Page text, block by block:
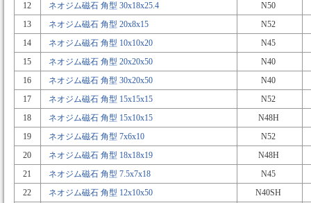
12
ネオジム磁石 角型 30x18x25.4
N50
13
ネオジム磁石 角型 20x8x15
N52
14
ネオジム磁石 角型 10x10x20
N45
15
ネオジム磁石 角型 20x20x50
N40
16
ネオジム磁石 角型 30x20x50
N40
17
ネオジム磁石 角型 15x15x15
N52
18
ネオジム磁石 角型 15x10x15
N48H
19
ネオジム磁石 角型 7x6x10
N52
20
ネオジム磁石 角型 18x18x19
N48H
21
ネオジム磁石 角型 7.5x7x18
N45
22
ネオジム磁石 角型 12x10x50
N40SH